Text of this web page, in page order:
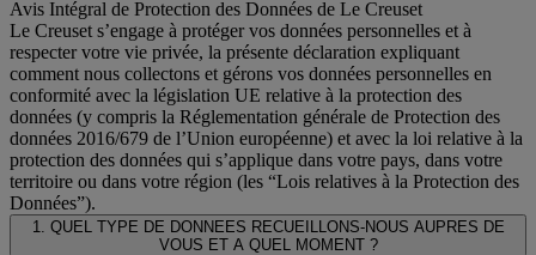
Avis Intégral de Protection des Données de Le Creuset
Le Creuset s’engage à protéger vos données personnelles et à
respecter votre vie privée, la présente déclaration expliquant
comment nous collectons et gérons vos données personnelles en
conformité avec la législation UE relative à la protection des
données (y compris la Réglementation générale de Protection des
données 2016/679 de l’Union européenne) et avec la loi relative à la
protection des données qui s’applique dans votre pays, dans votre
territoire ou dans votre région (les “Lois relatives à la Protection des
Données”).
1. QUEL TYPE DE DONNEES RECUEILLONS-NOUS AUPRES DE
VOUS ET A QUEL MOMENT ?